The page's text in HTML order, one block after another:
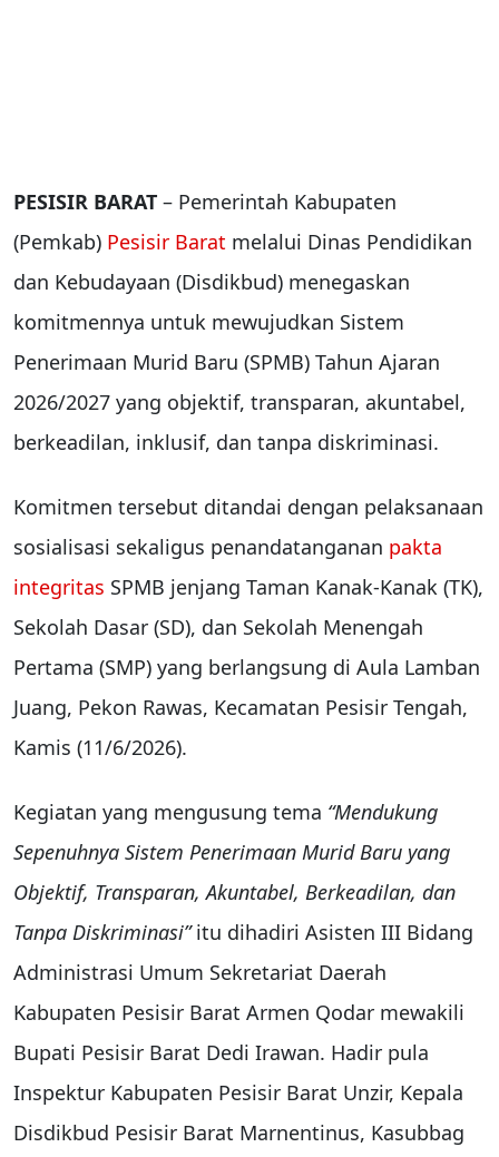
PESISIR BARAT – Pemerintah Kabupaten
(Pemkab) Pesisir Barat melalui Dinas Pendidikan
dan Kebudayaan (Disdikbud) menegaskan
komitmennya untuk mewujudkan Sistem
Penerimaan Murid Baru (SPMB) Tahun Ajaran
2026/2027 yang objektif, transparan, akuntabel,
berkeadilan, inklusif, dan tanpa diskriminasi.
Komitmen tersebut ditandai dengan pelaksanaan
sosialisasi sekaligus penandatanganan pakta
integritas SPMB jenjang Taman Kanak-Kanak (TK),
Sekolah Dasar (SD), dan Sekolah Menengah
Pertama (SMP) yang berlangsung di Aula Lamban
Juang, Pekon Rawas, Kecamatan Pesisir Tengah,
Kamis (11/6/2026).
Kegiatan yang mengusung tema “Mendukung
Sepenuhnya Sistem Penerimaan Murid Baru yang
Objektif, Transparan, Akuntabel, Berkeadilan, dan
Tanpa Diskriminasi”itu dihadiri Asisten III Bidang
Administrasi Umum Sekretariat Daerah
Kabupaten Pesisir Barat Armen Qodar mewakili
Bupati Pesisir Barat Dedi Irawan. Hadir pula
Inspektur Kabupaten Pesisir Barat Unzir, Kepala
Disdikbud Pesisir Barat Marnentinus, Kasubbag